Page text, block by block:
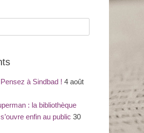
à Sindbad ! 4 août
: la bibliothèque
enfin au public 30